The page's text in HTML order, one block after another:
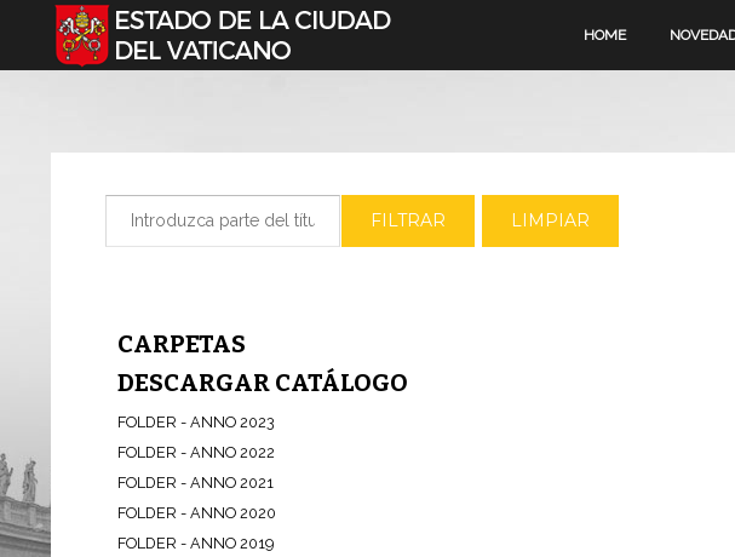
Seleccione su idioma HOME
FILTRAR LIMPIAR
CARPETAS
DESCARGAR CATÁLOGO
FOLDER - ANNO 2023
FOLDER - ANNO 2022
FOLDER - ANNO 2021
FOLDER - ANNO 2020
FOLDER - ANNO 2019